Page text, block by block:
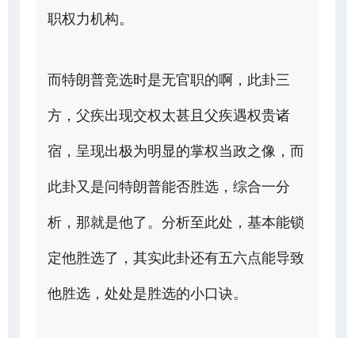
职权力机构。
而特朗普竞选时是无官职的啊，此卦三
方，父疾出现交权太甚且父疾遇权贵诸
宿，呈现出极为明显的掌权当政之像，而
此卦又是问特朗普能否胜选，综合一分
析，那就是他了。分析至此处，基本能锁
定他胜选了，其实此卦还有五六点能导致
他胜选，处处是胜选的小口诀。